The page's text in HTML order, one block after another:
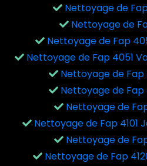
Nettoyage de
Nettoyage de
Nettoyage de Fap
Nettoyage de Fap 4051
Nettoyage de Fap
Nettoyage de
Nettoyage de
Nettoyage de Fap 4101
Nettoyage de
Nettoyage de Fap